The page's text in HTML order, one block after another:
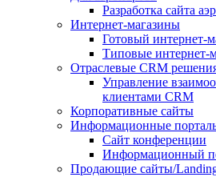
Разработка сайта
Интернет-магазины
Готовый интернет-
Типовые интернет-
Отраслевые CRM
Управление
клиентами CRM
Корпоративные сайты
Информационные
Сайт конференции
Информационный
Продающие сайты/